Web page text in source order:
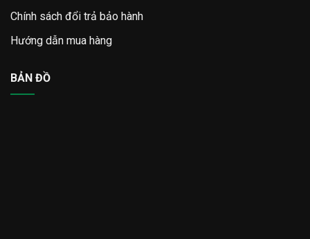
Chính sách đổi trả bảo hành
Hướng dẫn mua hàng
BẢN ĐỒ